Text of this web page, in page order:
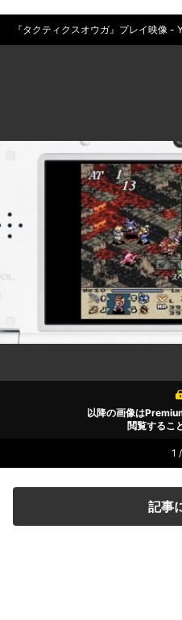
『タクティクスオウガ』プレイ映像 -
以降の画像は
閲覧するこ
1
記事